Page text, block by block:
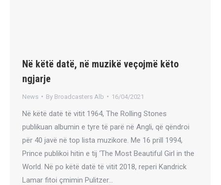
Në këtë datë, në muzikë veçojmë këto
ngjarje
News By Broadcasters Alb 16/04/2021
Në këtë datë të vitit 1964, The Rolling Stones
publikuan albumin e tyre të parë në Angli, që qëndroi
për 40 javë në top lista muzikore. Me 16 prill 1994,
Prince publikoi hitin e tij ‘The Most Beautiful Girl in the
World. Në po këtë datë të vitit 2018, reperi Kandrick
Lamar fitoi çmimin Pulitzer…